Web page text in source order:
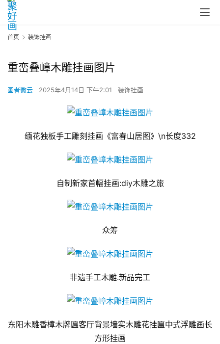
首页 装饰挂画
重峦叠嶂木雕挂画图片
画者微云 2025年4月14日 下午2:01 装饰挂画
缅花独板手工雕刻挂画《富春山居图》\n长度332
自制新家首幅挂画:diy木雕之旅
众筹
非遗手工木雕.新品完工
东阳木雕香樟木牌匾客厅背景墙实木雕花挂匾中式浮雕画长
方形挂画